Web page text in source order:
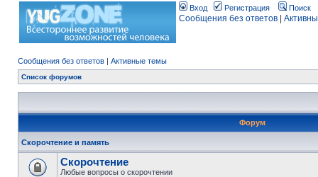
Вход Регистрация Поиск
Сообщения без ответов
Сообщения без ответов | Активные темы
Список форумов
Форум
Скорочтение и память
Скорочтение
Любые вопросы о скорочтении